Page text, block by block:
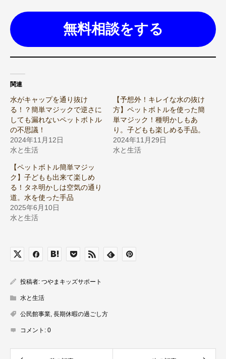
無料相談をする
関連
水がキャップを通り抜け
る！？簡単マジックで逆さに
しても漏れないペットボトル
の不思議！
2024年11月12日
水と生活
【予想外！キレイな水の抜け
方】ペットボトルを使った簡
単マジック！種明かしもあ
り。子どもも楽しめる手品。
2024年11月29日
水と生活
【ペットボトル簡単マジッ
ク】子どもも出来て楽しめ
る！タネ明かしは空気の通り
道。水を使った手品
2025年6月10日
水と生活
投稿者: つやまキッズサポート
水と生活
公民館事業, 長期休暇の過ごし方
コメント: 0